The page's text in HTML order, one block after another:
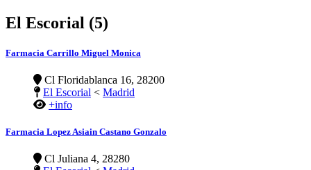
El Escorial (5)
Farmacia Carrillo Miguel Monica
Cl Floridablanca 16, 28200
El Escorial < Madrid
+info
Farmacia Lopez Asiain Castano Gonzalo
Cl Juliana 4, 28280